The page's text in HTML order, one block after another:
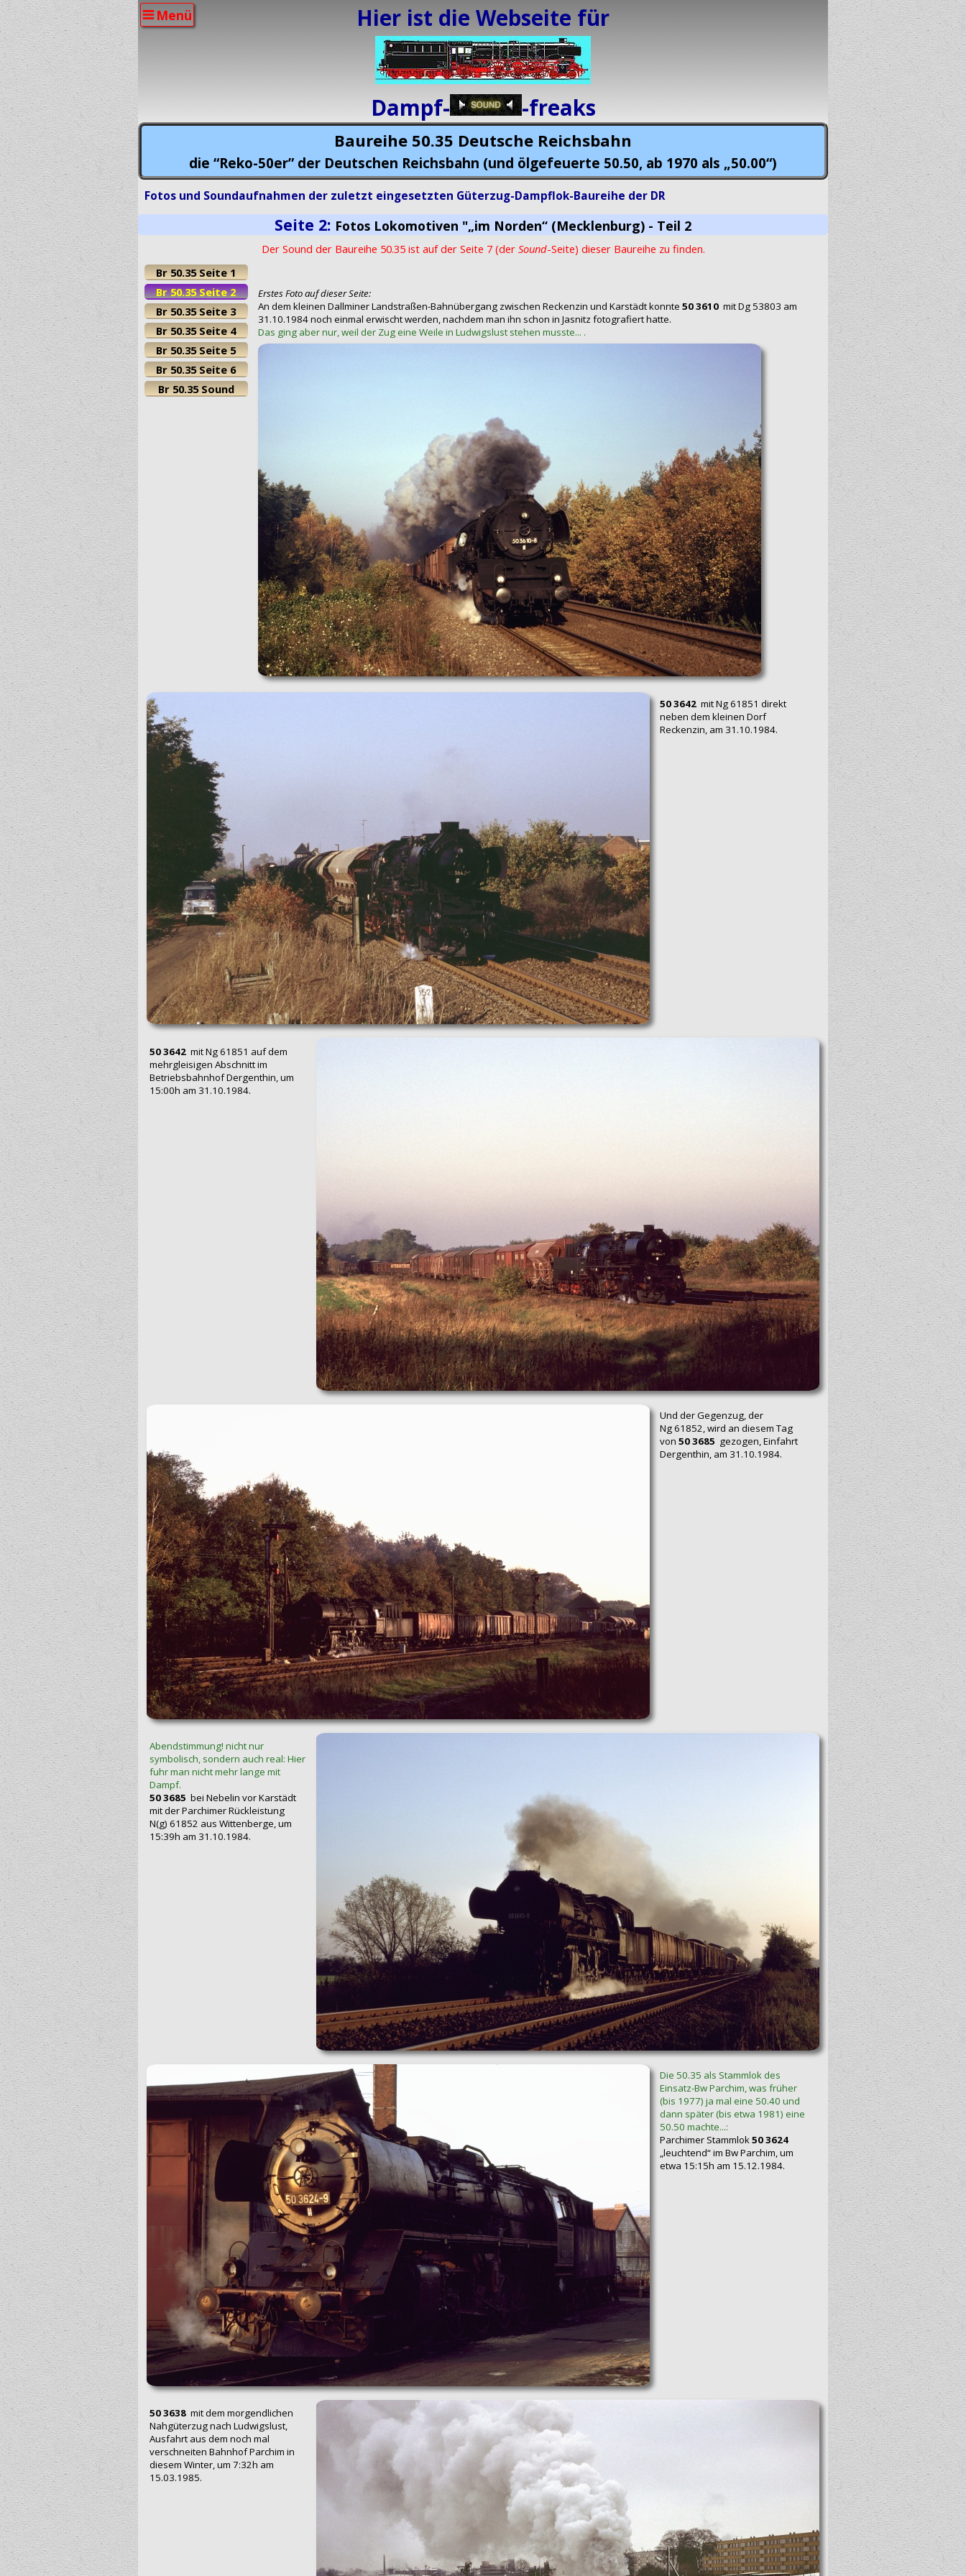
Menü Hier ist die Webseite für
Dampf- -freaks
Baureihe 50.35 Deutsche Reichsbahn
die “Reko-50er” der Deutschen Reichsbahn (und ölgefeuerte 50.50, ab 1970 als „50.00“)
Fotos und Soundaufnahmen der zuletzt eingesetzten Güterzug-Dampflok-Baureihe der DR
Seite 2: Fotos Lokomotiven "„im Norden“ (Mecklenburg) - Teil 2
Der Sound der Baureihe 50.35 ist auf der Seite 7 (der Sound-Seite) dieser Baureihe zu finden.
Br 50.35 Seite 1
Br 50.35 Seite 2
Br 50.35 Seite 3
Br 50.35 Seite 4
Br 50.35 Seite 5
Br 50.35 Seite 6
Br 50.35 Sound
Erstes Foto auf dieser Seite:
An dem kleinen Dallminer Landstraßen-Bahnübergang zwischen Reckenzin und Karstädt konnte50 3610 mit Dg 53803 am
31.10.1984 noch einmal erwischt werden, nachdem man ihn schon in Jasnitz fotografiert hatte.
Das ging aber nur, weil der Zug eine Weile in Ludwigslust stehen musste... .
50 3642 mit Ng 61851 direkt
neben dem kleinen Dorf
Reckenzin, am 31.10.1984.
50 3642 mit Ng 61851 auf dem
mehrgleisigen Abschnitt im
Betriebsbahnhof Dergenthin, um
15:00h am 31.10.1984.
Und der Gegenzug, der
Ng 61852, wird an diesem Tag
von50 3685 gezogen, Einfahrt
Dergenthin, am 31.10.1984.
Abendstimmung! nicht nur
symbolisch, sondern auch real: Hier
fuhr man nicht mehr lange mit
Dampf.
50 3685 bei Nebelin vor Karstädt
mit der Parchimer Rückleistung
N(g) 61852 aus Wittenberge, um
15:39h am 31.10.1984.
Die 50.35 als Stammlok des
Einsatz-Bw Parchim, was früher
(bis 1977) ja mal eine 50.40 und
dann später (bis etwa 1981) eine
50.50 machte...:
Parchimer Stammlok50 3624
„leuchtend“ im Bw Parchim, um
etwa 15:15h am 15.12.1984.
50 3638 mit dem morgendlichen
Nahgüterzug nach Ludwigslust,
Ausfahrt aus dem noch mal
verschneiten Bahnhof Parchim in
diesem Winter, um 7:32h am
15.03.1985.